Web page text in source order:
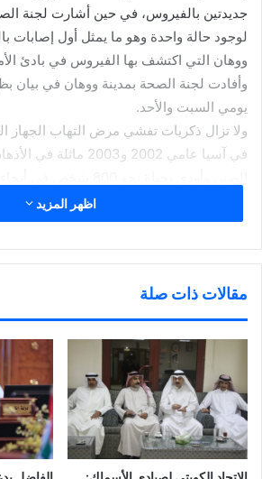
جديدتين بالفيروس، في حين أشارت لجنة
لوجود حالة واحدة وهو ما يمثل أول إصابات
ووهان التي اكتشف بها الفيروس في بادئ
يومي السبت والأحد.
ولا تزال ذكريات تفشي مرض التهاب الجهاز
في آسيا عامي 2002 و2003
وسلالات فيروس كورونا عائلة كبيرة، يمكن
بين نزلات البرد الشائعة والتهاب الجهاز
وفق ما ذكرت “رويترز”.
ض
ط
ب
ا
ع
ة
(
ف
ت
ح
ف
ض
ط
ل
ل
م
ش
ا
ر
ك
ة
ع
ل
ى
P
ض
ط
ل
ل
م
ش
ا
ر
ك
ة
ى
ت
ن
ر
م
ش
ا
ة
ع
ل
ى
مرتبط
اظهر المزيد
مقالات ذات صلة